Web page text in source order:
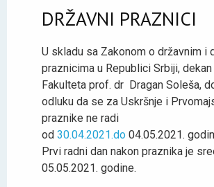
DRŽAVNI PRAZNICI
U skladu sa Zakonom o državnim i
praznicima u Republici Srbiji, dekan
Fakulteta prof. dr Dragan Soleša,
odluku da se za Uskršnje i
praznike ne radi
od 30.04.2021.do 04.05.2021.
Prvi radni dan nakon praznika je
05.05.2021. godine.